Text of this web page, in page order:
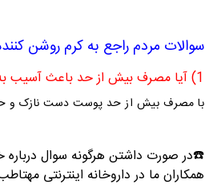
سوالات مردم راجع بهکرم روشن
1) آیا مصرف بیش از حد باعث آسیب
با مصرف بیش از حد پوست دست نازک
☎️در صورت داشتن هرگونه سوال درباره
همکاران ما در داروخانه اینترنتی